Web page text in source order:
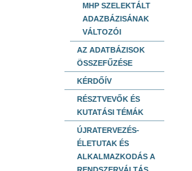
MHP SZELEKTÁLT
ADAZBÁZISÁNAK
VÁLTOZÓI
AZ ADATBÁZISOK
ÖSSZEFŰZÉSE
KÉRDŐÍV
RÉSZTVEVŐK ÉS
KUTATÁSI TÉMÁK
ÚJRATERVEZÉS-
ÉLETUTAK ÉS
ALKALMAZKODÁS A
RENDSZERVÁLTÁS